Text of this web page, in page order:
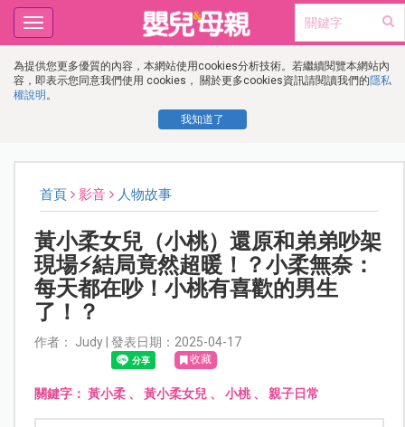
為提供您更多優質的內容，本網站使用cookies分析技術。若繼續閱覽本網站內
容，即表示您同意我們使用 cookies， 關於更多cookies資訊請閱讀我們的隱私
權說明 。
我知道了
Toggle
navigation
首頁 影音 人物故事
黃小柔女兒（小桃）還原和弟弟吵架
現場⚡結局竟然超暖！？小柔無奈：
每天都在吵！小桃有喜歡的男生
了！？
作者： Judy | 發表日期：2025-04-17
收藏
關鍵字： 黃小柔、 黃小柔女兒、 小桃、 親子日常